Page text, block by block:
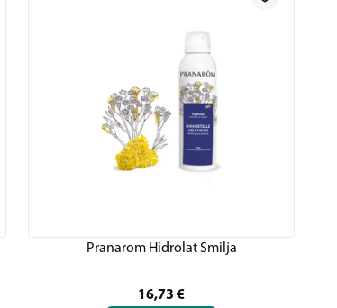
Pranarom Hidrolat Smilja
16,73 €